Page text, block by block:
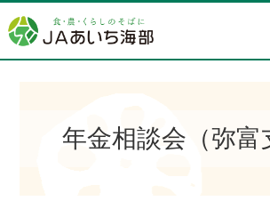
容
を
年金相談会（弥富